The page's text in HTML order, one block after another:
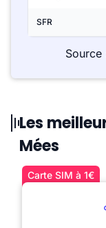
SFR
Source
Les
Mées
Carte SIM à 1€